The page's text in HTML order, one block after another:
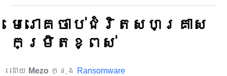
មេរោគ​ចាប់​ជំរិត​សហគ្រាស​
កម្រិត​ខ្ពស់
ដោយ Mezo ក្នុង
Ransomware